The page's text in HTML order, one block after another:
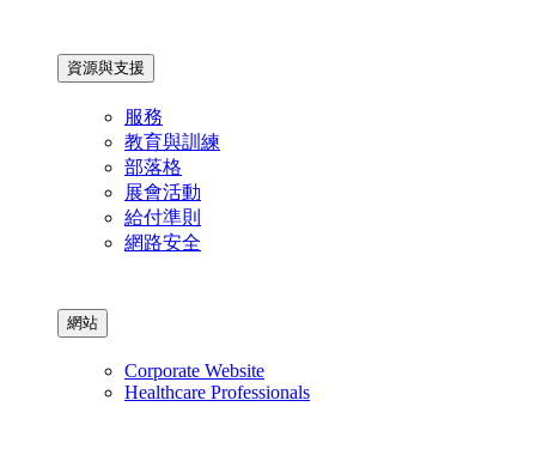
資源與支援
服務
教育與訓練
部落格
展會活動
給付準則
網路安全
網站
Corporate Website
Healthcare Professionals